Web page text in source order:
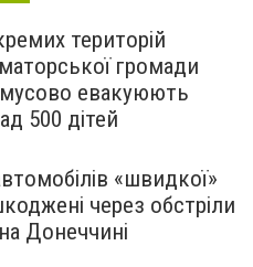
територій
громади
евакуюють
500 дітей
«швидкої»
через обстріли
Донеччині